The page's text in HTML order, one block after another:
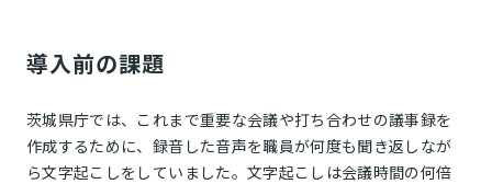
導入前の課題
茨城県庁では、これまで重要な会議や打ち合わせの議事録を
作成するために、録音した音声を職員が何度も聞き返しなが
ら文字起こしをしていました。文字起こしは会議時間の何倍